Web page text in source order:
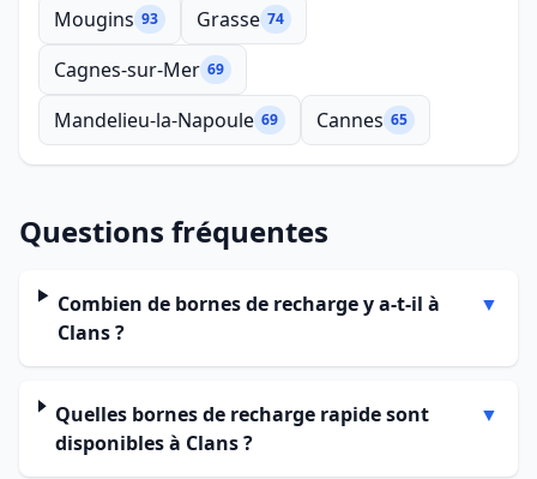
Mougins 93 Grasse 74
Cagnes-sur-Mer 69
Mandelieu-la-Napoule 69 Cannes 65
Questions fréquentes
Combien de bornes de recharge y a-t-il à
Clans ?
▼
Quelles bornes de recharge rapide sont
disponibles à Clans ?
▼